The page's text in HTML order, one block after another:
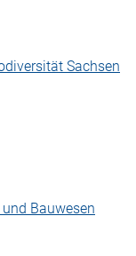
Sachsen
Bauwesen